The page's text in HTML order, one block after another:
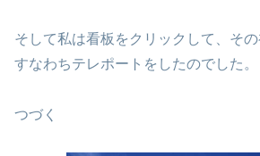
そして私は看板をクリックして、そ
すなわちテレポートをしたのでした。
つづく